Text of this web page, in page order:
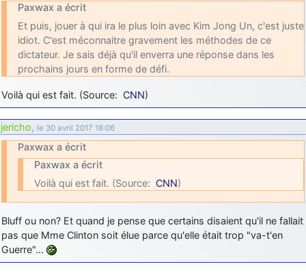
Paxwax a écrit
Et puis, jouer à qui ira le plus loin avec Kim Jong Un, c'est juste
idiot. C'est méconnaitre gravement les méthodes de ce
dictateur. Je sais déjà qu'il enverra une réponse dans les
prochains jours en forme de défi.
Voilà qui est fait. (Source: CNN)
jericho, le 30 avril 2017 18:06
Paxwax a écrit
Paxwax a écrit
Voilà qui est fait. (Source: CNN)
Bluff ou non? Et quand je pense que certains disaient qu'il ne fallait
pas que Mme Clinton soit élue parce qu'elle était trop "va-t'en
Guerre"…